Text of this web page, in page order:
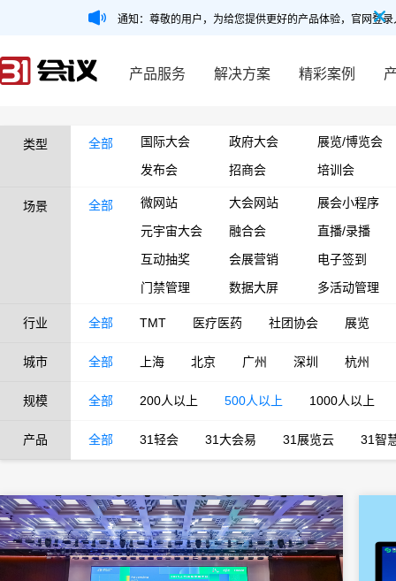
通知：尊敬的用户，为给您提供更好的产品体验，官网登
产品服务 解决方案 精彩案例
类型 全部 国际大会 政府大会
展览/博览会
发布会
招商会 培训会
场景 全部 微网站 大会网站
展会小程序
元宇宙大会
融合会
直播/录播
互动抽奖
会展营销
电子签到
门禁管理
数据大屏 多活动管理
行业 全部 TMT 医疗医药 社团协会 展览
城市 全部 上海 北京 广州 深圳 杭州
规模 全部 200人以上 500人以上 1000人以上
产品 全部 31轻会 31大会易 31展览云 31智